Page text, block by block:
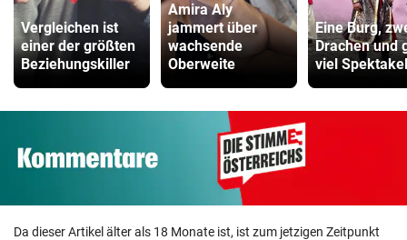
Vergleichen ist
einer der größten
Beziehungskiller
Amira Aly
jammert über
wachsende
Oberweite
Eine Burg,
Drachen und
viel Spektakel
Da dieser Artikel älter als 18 Monate ist, ist zum jetzigen Zeitpunkt